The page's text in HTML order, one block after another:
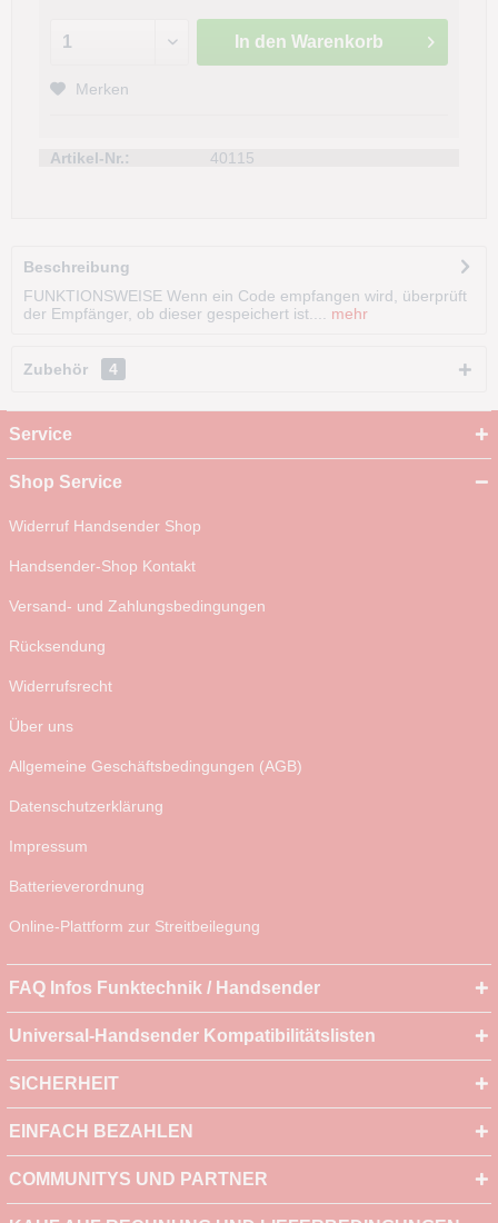
In den Warenkorb
Merken
Artikel-Nr.: 40115
Beschreibung
FUNKTIONSWEISE Wenn ein Code empfangen wird, überprüft
der Empfänger, ob dieser gespeichert ist.... mehr
Zubehör 4
Service
Shop Service
Widerruf Handsender Shop
Handsender-Shop Kontakt
Versand- und Zahlungsbedingungen
Rücksendung
Widerrufsrecht
Über uns
Allgemeine Geschäftsbedingungen (AGB)
Datenschutzerklärung
Impressum
Batterieverordnung
Online-Plattform zur Streitbeilegung
FAQ Infos Funktechnik / Handsender
Universal-Handsender Kompatibilitätslisten
SICHERHEIT
EINFACH BEZAHLEN
COMMUNITYS UND PARTNER